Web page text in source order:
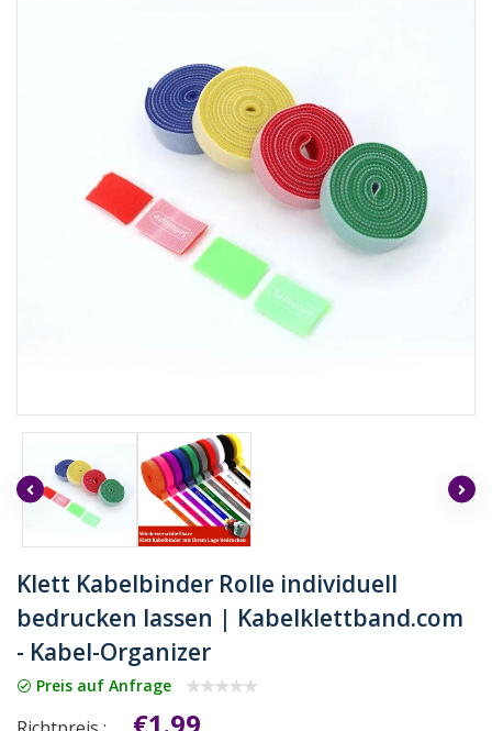
Klett Kabelbinder Rolle individuell
bedrucken lassen | Kabelklettband.com
- Kabel-Organizer
Preis auf Anfrage
€1.99